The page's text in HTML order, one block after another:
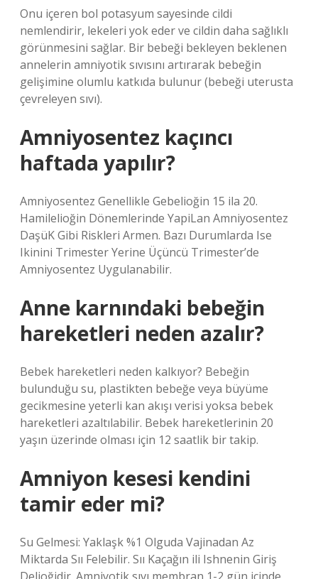
Onu içeren bol potasyum sayesinde cildi
nemlendirir, lekeleri yok eder ve cildin daha sağlıklı
görünmesini sağlar. Bir bebeği bekleyen beklenen
annelerin amniyotik sıvısını artırarak bebeğin
gelişimine olumlu katkıda bulunur (bebeği uterusta
çevreleyen sıvı).
Amniyosentez kaçıncı
haftada yapılır?
Amniyosentez Genellikle Gebelioğin 15 ila 20.
Hamilelioğin Dönemlerinde YapiLan Amniyosentez
DaşüK Gibi Riskleri Armen. Bazı Durumlarda Ise
Ikinini Trimester Yerine Üçüncü Trimester’de
Amniyosentez Uygulanabilir.
Anne karnındaki bebeğin
hareketleri neden azalır?
Bebek hareketleri neden kalkıyor? Bebeğin
bulunduğu su, plastikten bebeğe veya büyüme
gecikmesine yeterli kan akışı verisi yoksa bebek
hareketleri azaltılabilir. Bebek hareketlerinin 20
yaşın üzerinde olması için 12 saatlik bir takip.
Amniyon kesesi kendini
tamir eder mi?
Su Gelmesi: Yaklaşk %1 Olguda Vajinadan Az
Miktarda Sıı Felebilir. Sıı Kaçağın ili Ishnenin Giriş